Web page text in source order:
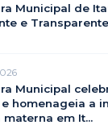
Municipal de
e
Municipal
e homenageia a
materna em It...